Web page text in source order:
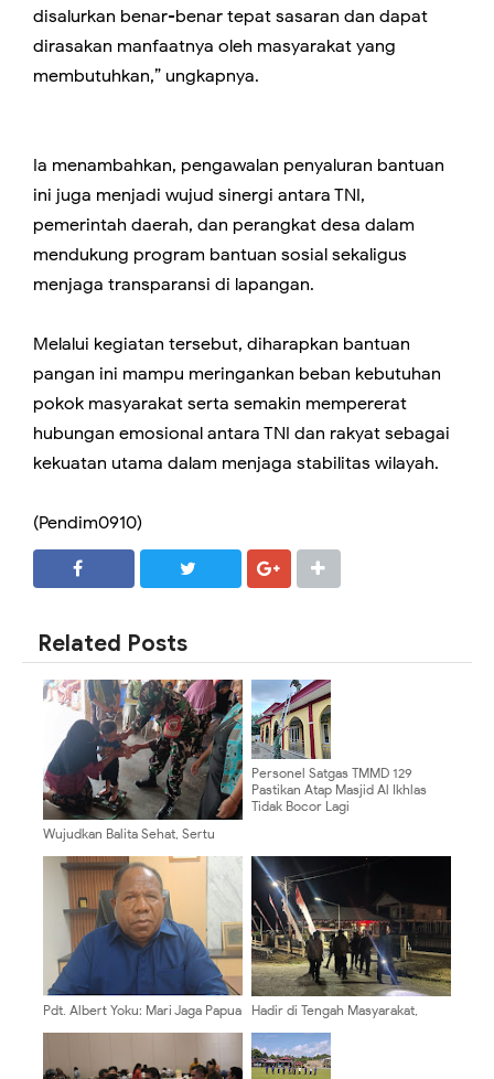
disalurkan benar-benar tepat sasaran dan dapat
dirasakan manfaatnya oleh masyarakat yang
membutuhkan,” ungkapnya.
Ia menambahkan, pengawalan penyaluran bantuan
ini juga menjadi wujud sinergi antara TNI,
pemerintah daerah, dan perangkat desa dalam
mendukung program bantuan sosial sekaligus
menjaga transparansi di lapangan.
Melalui kegiatan tersebut, diharapkan bantuan
pangan ini mampu meringankan beban kebutuhan
pokok masyarakat serta semakin mempererat
hubungan emosional antara TNI dan rakyat sebagai
kekuatan utama dalam menjaga stabilitas wilayah.
(Pendim0910)
Related Posts
Wujudkan Balita Sehat, Sertu
Posyandu Di Desa Gondang
Personel Satgas TMMD 129
Pastikan Atap Masjid Al Ikhlas
Tidak Bocor Lagi
Pdt. Albert Yoku: Mari Jaga Papua
Hadir di Tengah Masyarakat,
Pastikan Karubaga Tetap Aman